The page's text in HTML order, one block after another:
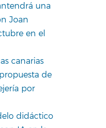
una
Joan
en el
canarias
de
por
didáctico